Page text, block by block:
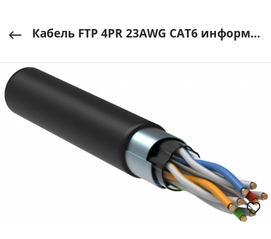
Кабель FTP 4PR 23AWG CAT6 информационный solid черный OUTDOOR ITK (305м бухта) IEK арт. LC3-C604-339